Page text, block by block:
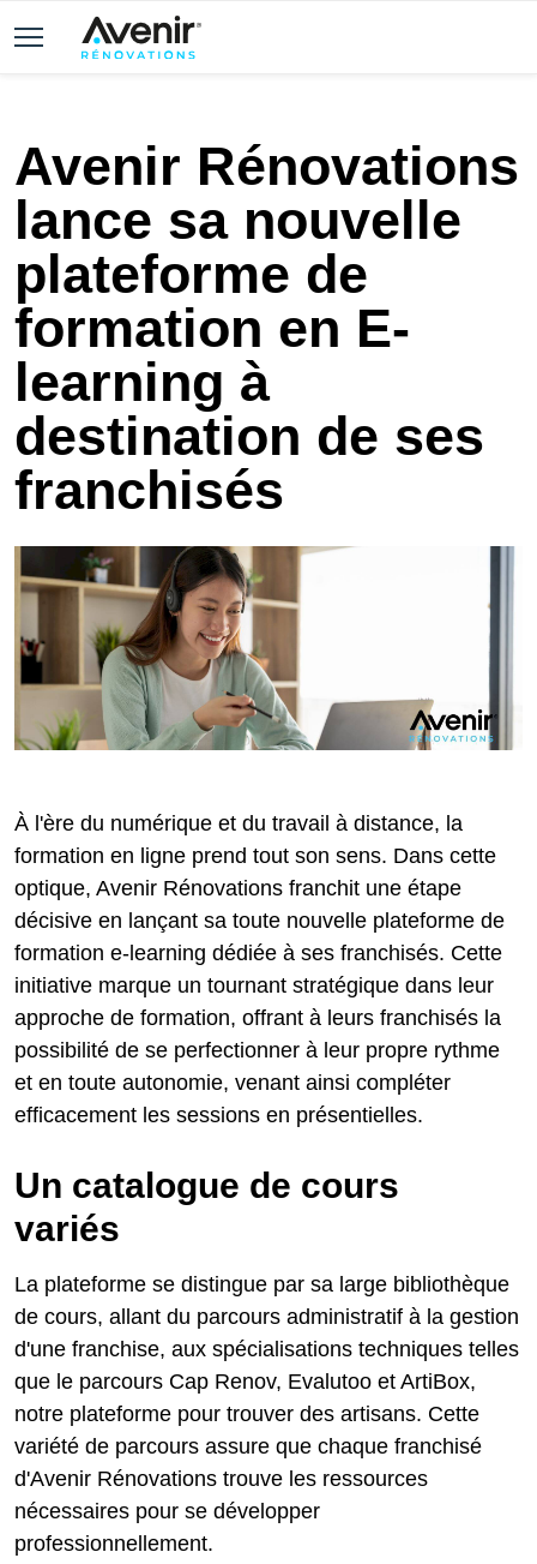
Avenir Rénovations
lance sa nouvelle
plateforme de
formation en E-
learning à
destination de ses
franchisés
À l'ère du numérique et du travail à distance, la
formation en ligne prend tout son sens. Dans cette
optique, Avenir Rénovations franchit une étape
décisive en lançant sa toute nouvelle plateforme de
formation e-learning dédiée à ses franchisés. Cette
initiative marque un tournant stratégique dans leur
approche de formation, offrant à leurs franchisés la
possibilité de se perfectionner à leur propre rythme
et en toute autonomie, venant ainsi compléter
efficacement les sessions en présentielles.
Un catalogue de cours
variés
La plateforme se distingue par sa large bibliothèque
de cours, allant du parcours administratif à la gestion
d'une franchise, aux spécialisations techniques telles
que le parcours Cap Renov, Evalutoo et ArtiBox,
notre plateforme pour trouver des artisans. Cette
variété de parcours assure que chaque franchisé
d'Avenir Rénovations trouve les ressources
nécessaires pour se développer
professionnellement.